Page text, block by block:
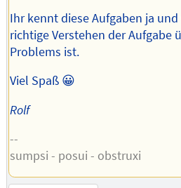
Ihr kennt diese Aufgaben ja
richtige Verstehen der Aufgabe
Problems ist.
Viel Spaß 😀
Rolf
--
sumpsi - posui - obstruxi